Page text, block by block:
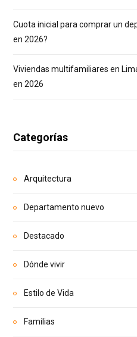
Cuota inicial para comprar un
en 2026?
Viviendas multifamiliares en
en 2026
Categorías
Arquitectura
Departamento nuevo
Destacado
Dónde vivir
Estilo de Vida
Familias